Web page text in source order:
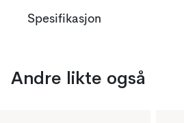
Spesifikasjon
Andre likte også